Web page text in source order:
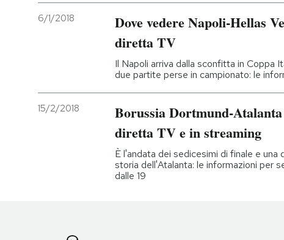
6/1/2018
Dove vedere Napoli-Hellas
diretta TV
Il Napoli arriva dalla sconfitta in Coppa
due partite perse in campionato: le
15/2/2018
Borussia Dortmund-
diretta TV e in streaming
È l'andata dei sedicesimi di finale e
storia dell'Atalanta: le informazioni per
dalle 19